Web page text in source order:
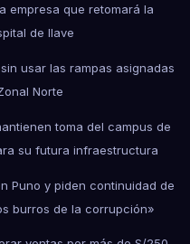
empresa que retomará la
de Ilave
usar las rampas asignadas
Norte
toma del campus de
su futura infraestructura
Puno y piden continuidad de
burros de la corrupción»